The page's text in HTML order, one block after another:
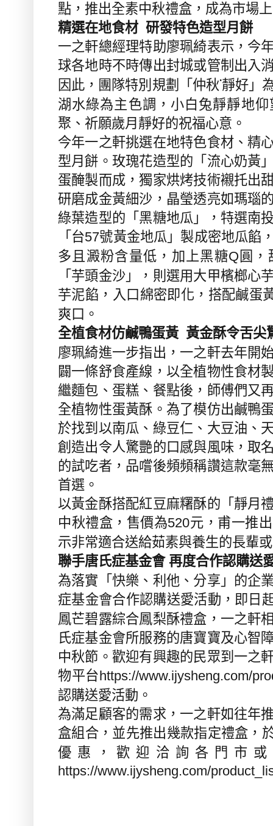
點，推出全素中秋禮盒，成為市場
精選在地食材 研發特色造型月餅
一之軒總經理特助廖珮綺表示，今
球各地時不時傳出封城或管制出入
因此，團隊特別規劃
「仲秋˙靜好」
湖水綠為主色調，小白兔靜靜地
聚、祈願歲月靜好的祝福心意。
今年一之軒挑選在地特色食材、精
型月餅。玫瑰花造型的「流心奶黃
蛋醃製而成，獨家烘烤技術襯托出
研磨成金黃細沙，晶瑩透亮如瑪瑙
綠葉造型的「黑糖地瓜」，特選南
「台57號黃金地瓜」製成密地瓜餡
多且澱粉含量低，加上黑糖Q圓，
「芋頭金沙」，則選用大甲檳榔心
芋泥餡，入口綿密即化，搭配鹹蛋
爽口。
全植食材仿鹹鴨蛋黃 黃金酥令舌尖
廖珮綺進一步指出，一之軒去年開
闢一條舒食產線，以全植物性食材
繼麵包、蛋糕、餐點後，師傅們又
全植物性蛋黃酥。為了模仿出鹹鴨
於找到以南瓜、綠豆仁、大豆油、
創造出令人驚艷的口感與風味，取
的試吃者，品嚐後頻頻稱讚這款毫
首選。
以黃金酥搭配紅豆麻糬酥的「靜月
中秋禮盒，售價為520元，甫一推
示非常適合送給茹素與養生的長輩
聯手唐氏症基金會再度合作認購送
為落實「快樂、利他、分享」的企
症基金會合作認購送愛活動，即日
鳳芒碧露綜合鳳梨酥禮盒，一之軒
氏症基金會所服務的唐寶寶及心智
中秋節。歡迎有興趣的民眾到一之
物平台https://www.ijysheng.com/
認購送愛活動。
為滿足顧客的需求，一之軒如往年
盒組合，並先推出幾款指定禮盒，
優惠，歡迎洽詢各門市
https://www.ijysheng.com/